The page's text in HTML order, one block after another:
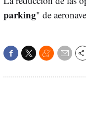
parking" de